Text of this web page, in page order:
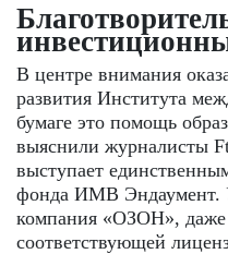
В центре внимания
развития Института
бумаге это помощь
выяснили журналисты
выступает
фонда ИМВ Эндаумент.
компания «ОЗОН»,
соответствующей